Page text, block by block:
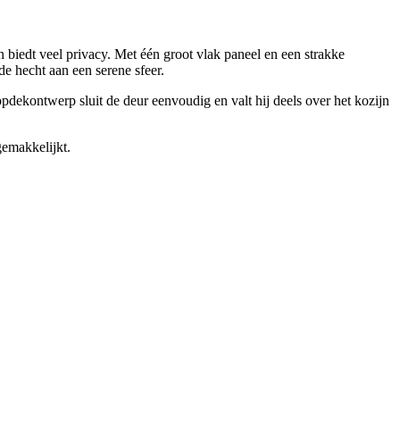
veel privacy. Met één groot vlak paneel en een strakke
hecht aan een serene sfeer.
sluit de deur eenvoudig en valt hij deels over het kozijn